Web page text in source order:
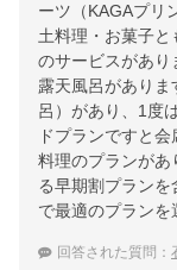
ーツ（KAGAプリ
土料理・お菓子と
のサービスがあり
露天風呂があり
呂）があり、1度
ドプランですと
料理のプランがあ
る早期割プラン
で最適のプランを
回答された質問：